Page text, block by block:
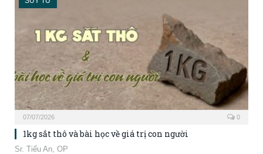
07/07/2026 0
1kg sắt thô và bài học về giá trị con người
Sr. Tiểu An, OP